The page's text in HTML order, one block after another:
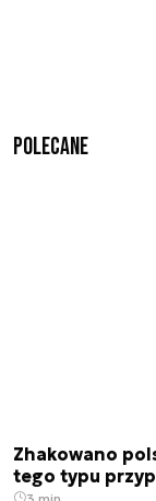
Polecane
Zhakowano
tego typu